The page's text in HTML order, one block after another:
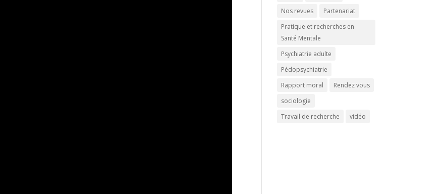
Nos revues
Partenariat
Pratique et recherches en
Santé Mentale
Psychiatrie adulte
Pédopsychiatrie
Rapport moral
Rendez vous
sociologie
Travail de recherche
vidéo